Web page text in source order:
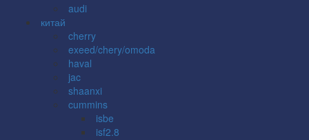
audi
китай
cherry
exeed/chery/omoda
haval
jac
shaanxi
cummins
isbe
isf2.8